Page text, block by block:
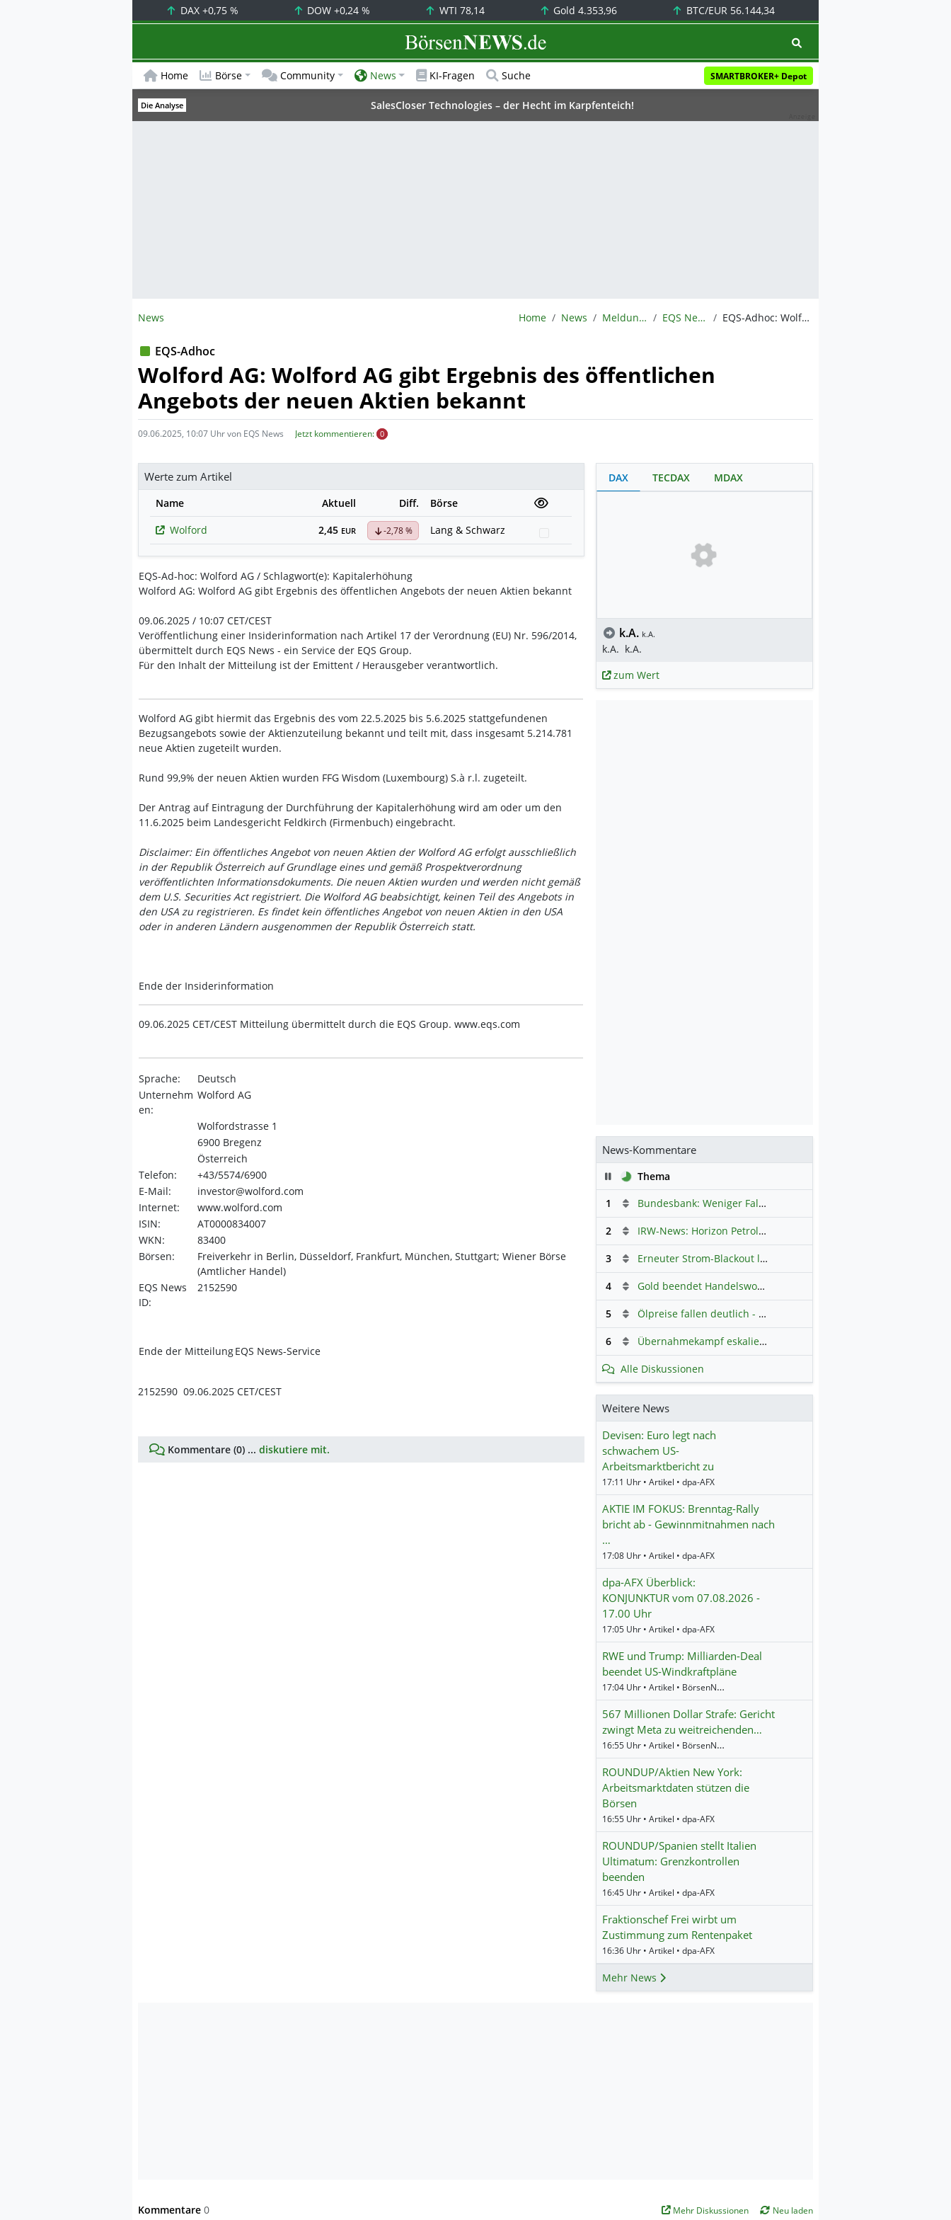
DAX +0,75 % DOW+0,24 % WTI 78,14 Gold4.353,96 BTC/EUR 56.144,34
BörsenNEWS.de
Home Börse Community News KI-Fragen Suche SMARTBROKER+ Depot
Die Analyse SalesCloser Technologies – der Hecht im Karpfenteich!
News BörsenNEWS.de
Home News Meldungen EQS News EQS-Adhoc: Wolford AG: Wolford AG gibt Ergebnis des öffentlichen Angebots der neuen Aktien bekannt
EQS-Adhoc
Wolford AG: Wolford AG gibt Ergebnis des öffentlichen
Angebots der neuen Aktien bekannt
09.06.2025, 10:07 Uhr von EQS News Jetzt kommentieren: 0
Werte zum Artikel
Name Aktuell Diff.
Börse
Wolford
2,45 EUR -2,78 % Lang & Schwarz
EQS-Ad-hoc: Wolford AG / Schlagwort(e): Kapitalerhöhung
Wolford AG: Wolford AG gibt Ergebnis des öffentlichen Angebots der neuen Aktien bekannt
09.06.2025 / 10:07 CET/CEST
Veröffentlichung einer Insiderinformation nach Artikel 17 der Verordnung (EU) Nr. 596/2014,
übermittelt durch EQS News - ein Service der EQS Group.
Für den Inhalt der Mitteilung ist der Emittent / Herausgeber verantwortlich.
Wolford AG gibt hiermit das Ergebnis des vom 22.5.2025 bis 5.6.2025 stattgefundenen
Bezugsangebots sowie der Aktienzuteilung bekannt und teilt mit, dass insgesamt 5.214.781
neue Aktien zugeteilt wurden.
Rund 99,9% der neuen Aktien wurden FFG Wisdom (Luxembourg) S.à r.l. zugeteilt.
Der Antrag auf Eintragung der Durchführung der Kapitalerhöhung wird am oder um den
11.6.2025 beim Landesgericht Feldkirch (Firmenbuch) eingebracht.
Disclaimer: Ein öffentliches Angebot von neuen Aktien der Wolford AG erfolgt ausschließlich
in der Republik Österreich auf Grundlage eines und gemäß Prospektverordnung
veröffentlichten Informationsdokuments. Die neuen Aktien wurden und werden nicht gemäß
dem U.S. Securities Act registriert. Die Wolford AG beabsichtigt, keinen Teil des Angebots in
den USA zu registrieren. Es findet kein öffentliches Angebot von neuen Aktien in den USA
oder in anderen Ländern ausgenommen der Republik Österreich statt.
Ende der Insiderinformation
09.06.2025 CET/CEST Mitteilung übermittelt durch die EQS Group. www.eqs.com
Sprache:
Deutsch
Unternehm
en:
Wolford AG
Wolfordstrasse 1
6900 Bregenz
Österreich
Telefon:
+43/5574/6900
E-Mail:
investor@wolford.com
Internet:
www.wolford.com
ISIN:
AT0000834007
WKN:
83400
Börsen:
Freiverkehr in Berlin, Düsseldorf, Frankfurt, München, Stuttgart; Wiener Börse
(Amtlicher Handel)
EQS News
ID:
2152590
Ende der MitteilungEQS News-Service
2152590 09.06.2025 CET/CEST
Kommentare (0) ... diskutiere mit.
DAX TECDAX MDAX
k.A. k.A.
k.A. k.A.
zum Wert
News-Kommentare
PauseThema
1
Bundesbank: Weniger Falschgeld in Deutschland
2 IRW-News: Horizon Petroleum Ltd. : Horizon Petroleum beginnt mit der Testförderung im Projekt Lachowice in Polen und schließt die Platzierung einer überzeichneten Wandelanleihe ab
3 Erneuter Strom-Blackout legt ganz Kuba lahm
4 Gold beendet Handelswoche mit Knall: Barrick Mining – Ist diese Aktie wieder ein Kauf?
5 Ölpreise fallen deutlich - Fortschritte zwischen USA und Iran belasten
6 Übernahmekampf eskaliert: Wird die Commerzbank italienisch?
Alle Diskussionen
Weitere News
Devisen: Euro legt nach
schwachem US-
Arbeitsmarktbericht zu
17:11 Uhr • Artikel • dpa-AFX
AKTIE IM FOKUS: Brenntag-Rally
bricht ab - Gewinnmitnahmen nach
…
17:08 Uhr • Artikel • dpa-AFX
dpa-AFX Überblick:
KONJUNKTUR vom 07.08.2026 -
17.00 Uhr
17:05 Uhr • Artikel • dpa-AFX
RWE und Trump: Milliarden-Deal
beendet US-Windkraftpläne
17:04 Uhr • Artikel • BörsenNEWS.de
567 Millionen Dollar Strafe: Gericht
zwingt Meta zu weitreichenden…
16:55 Uhr • Artikel • BörsenNEWS.de
ROUNDUP/Aktien New York:
Arbeitsmarktdaten stützen die
Börsen
16:55 Uhr • Artikel • dpa-AFX
ROUNDUP/Spanien stellt Italien
Ultimatum: Grenzkontrollen
beenden
16:45 Uhr • Artikel • dpa-AFX
Fraktionschef Frei wirbt um
Zustimmung zum Rentenpaket
16:36 Uhr • Artikel • dpa-AFX
Mehr News
Kommentare 0 Mehr Diskussionen Neu laden